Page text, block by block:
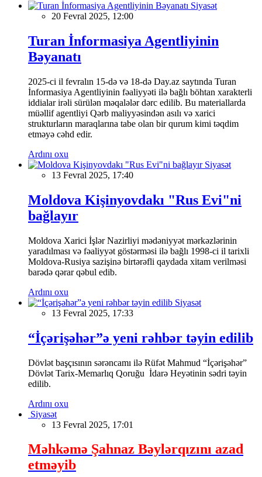
Siyasət
20 Fevral 2025, 12:00
Turan İnformasiya Agentliyinin
Bəyanatı
2025-ci il fevralın 15-də və 18-də Day.az saytında Turan
İnformasiya Agentliyinin fəaliyyəti ilə bağlı böhtan xarakterli
iddialar irəli sürülən məqalələr dərc edilib. Bu materiallarda
müəllif agentliyi Qərb maliyyəsindən asılı və xarici
strukturların maraqlarına tabe olan bir qurum kimi təqdim
etməyə cəhd edir.
Ardını oxu
Siyasət
13 Fevral 2025, 17:40
Moldova Kişinyovdakı "Rus Evi"ni
bağlayır
Moldova Xarici İşlər Nazirliyi mədəniyyət mərkəzlərinin
yaradılması və fəaliyyət göstərməsi ilə bağlı 1998-ci il tarixli
Moldova-Rusiya sazişinə birtərəfli qaydada xitam verilməsi
barədə qərar qəbul edib.
Ardını oxu
Siyasət
13 Fevral 2025, 17:33
“İçərişəhər”ə yeni rəhbər təyin edilib
Dövlət başçısının sərəncamı ilə Rüfət Mahmud “İçərişəhər”
Dövlət Tarix-Memarlıq Qoruğu İdarə Heyətinin sədri təyin
edilib.
Ardını oxu
Siyasət
13 Fevral 2025, 17:01
Məhkəmə Şahnaz Bəylərqızını azad
etməyib